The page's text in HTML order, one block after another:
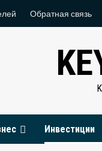
Обратная связь
Инвестиции